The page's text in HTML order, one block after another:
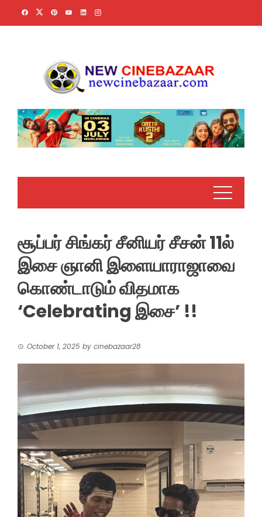
சூப்பர் சிங்கர் சீனியர் சீசன் 11ல்
இசை ஞானி இளையாராஜாவை
கொண்டாடும் விதமாக
‘Celebrating இசை’ !!
October 1, 2025 by cinebazaar28